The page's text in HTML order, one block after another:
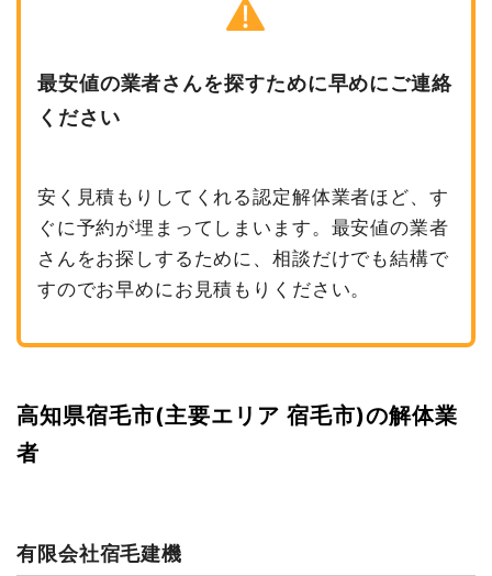
最安値の業者さんを探すために早めにご連絡
ください
安く見積もりしてくれる認定解体業者ほど、す
ぐに予約が埋まってしまいます。最安値の業者
さんをお探しするために、相談だけでも結構で
すのでお早めにお見積もりください。
高知県宿毛市(主要エリア 宿毛市)の解体業
者
有限会社宿毛建機